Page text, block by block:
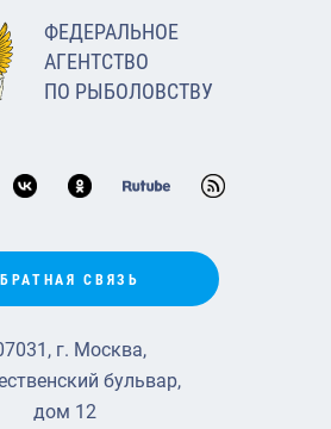
ФЕДЕРАЛЬНОЕ
АГЕНТСТВО
ПО РЫБОЛОВСТВУ
СВЯЗЬ
г. Москва,
бульвар,
дом 12